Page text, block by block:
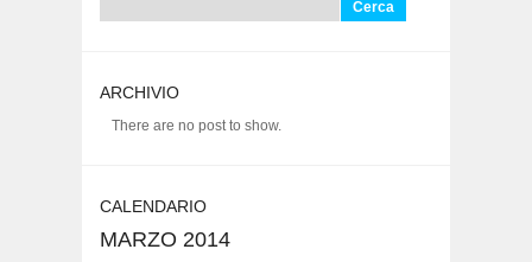
per:
ARCHIVIO
There are no post to show.
CALENDARIO
MARZO 2014